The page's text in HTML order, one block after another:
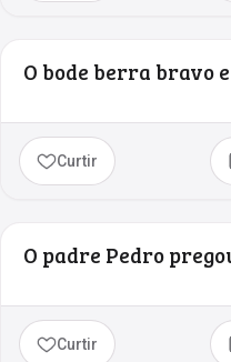
O bode berra bravo
Curtir
O padre Pedro
Curtir